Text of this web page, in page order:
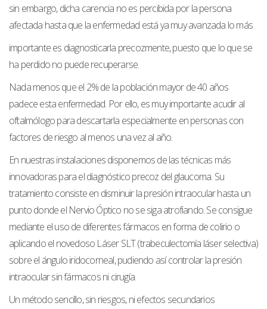
sin embargo, dicha carencia no es percibida por la persona
afectada hasta que la enfermedad está ya muy avanzada lo más
importante es diagnosticarla precozmente, puesto que lo que se
ha perdido no puede recuperarse.
Nada menos que el 2% de la población mayor de 40 años
padece esta enfermedad. Por ello, es muy importante acudir al
oftalmólogo para descartarla especialmente en personas con
factores de riesgo al menos una vez al año.
En nuestras instalaciones disponemos de las técnicas más
innovadoras para el diagnóstico precoz del glaucoma. Su
tratamiento consiste en disminuir la presión intraocular hasta un
punto donde el Nervio Óptico no se siga atrofiando. Se consigue
mediante el uso de diferentes fármacos en forma de colirio o
aplicando el novedoso Láser SLT (trabeculectomía láser selectiva)
sobre el ángulo iridocorneal, pudiendo así controlar la presión
intraocular sin fármacos ni cirugía.
Un método sencillo, sin riesgos, ni efectos secundarios